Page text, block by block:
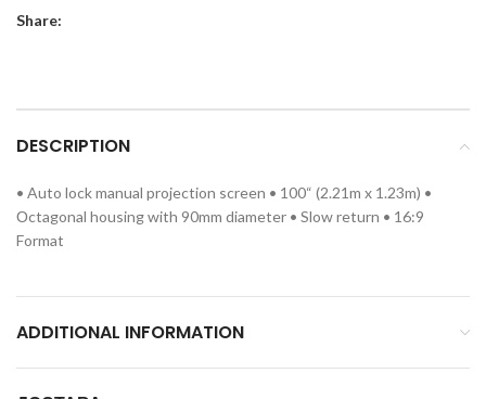
Share:
DESCRIPTION
• Auto lock manual projection screen • 100“ (2.21m x 1.23m) •
Оctagonal housing with 90mm diameter • Slow return • 16:9
Format
ADDITIONAL INFORMATION